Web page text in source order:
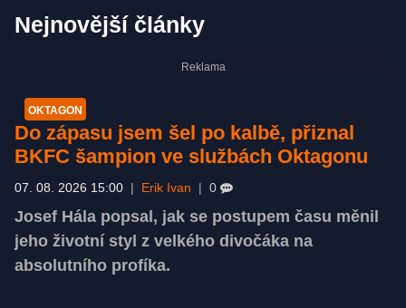
Nejnovější články
OKTAGON
Do zápasu jsem šel po kalbě, přiznal
BKFC šampion ve službách Oktagonu
07. 08. 2026 15:00 | Erik Ivan | 0
Josef Hála popsal, jak se postupem času měnil
jeho životní styl z velkého divočáka na
absolutního profíka.